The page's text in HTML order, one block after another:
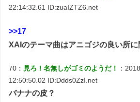
22:14:32.61 ID:zuaIZTZ6.net
>>17
XAIのテーマ曲はアニゴジの良い所
70： 見ろ！名無しがゴミのようだ！
：
12:50:50.02 ID:Ddds0ZzI.net
バナナの皮？